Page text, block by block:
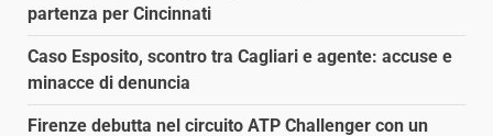
partenza per Cincinnati
Caso Esposito, scontro tra Cagliari e agente: accuse e
minacce di denuncia
Firenze debutta nel circuito ATP Challenger con un